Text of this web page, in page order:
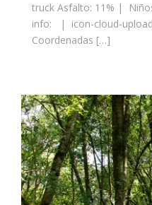
truck Asfalto: 11% |
info: | icon-cloud-
Coordenadas […]